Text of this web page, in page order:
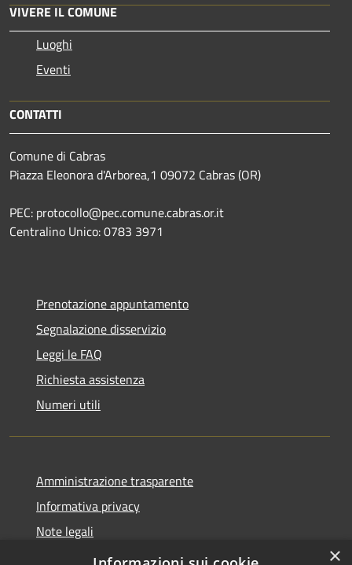
VIVERE IL COMUNE
Luoghi
Eventi
CONTATTI
Comune di Cabras
Piazza Eleonora d'Arborea,1 09072 Cabras (OR)
PEC: protocollo@pec.comune.cabras.or.it
Centralino Unico: 0783 3971
Prenotazione appuntamento
Segnalazione disservizio
Leggi le FAQ
Richiesta assistenza
Numeri utili
Amministrazione trasparente
Informativa privacy
Note legali
Dichiarazione di accessibilità
×